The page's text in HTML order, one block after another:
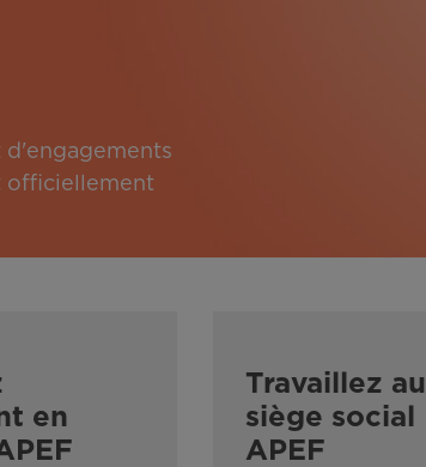
d'engagements
officiellement
en
Travaillez au
siège social
APEF